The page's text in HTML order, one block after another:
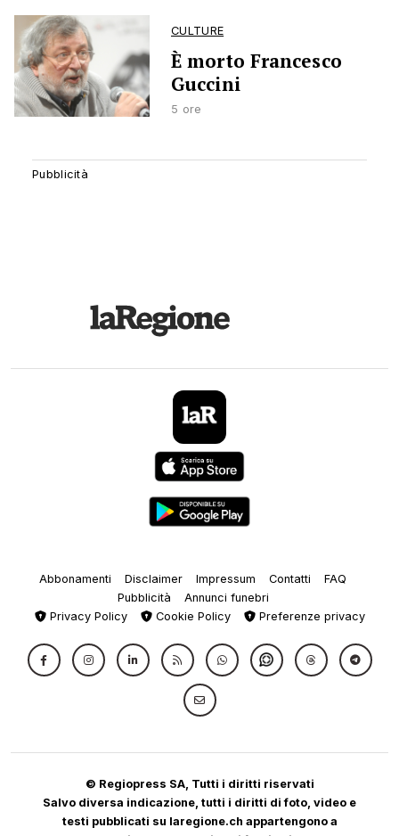
CULTURE
È morto Francesco
Guccini
5 ore
Abbonamenti Disclaimer Impressum Contatti
FAQ
Pubblicità
Annunci funebri
Privacy Policy
Cookie Policy Preferenze privacy
© Regiopress SA, Tutti i diritti riservati
Salvo diversa indicazione, tutti i diritti di foto, video e
testi pubblicati su laregione.ch appartengono a